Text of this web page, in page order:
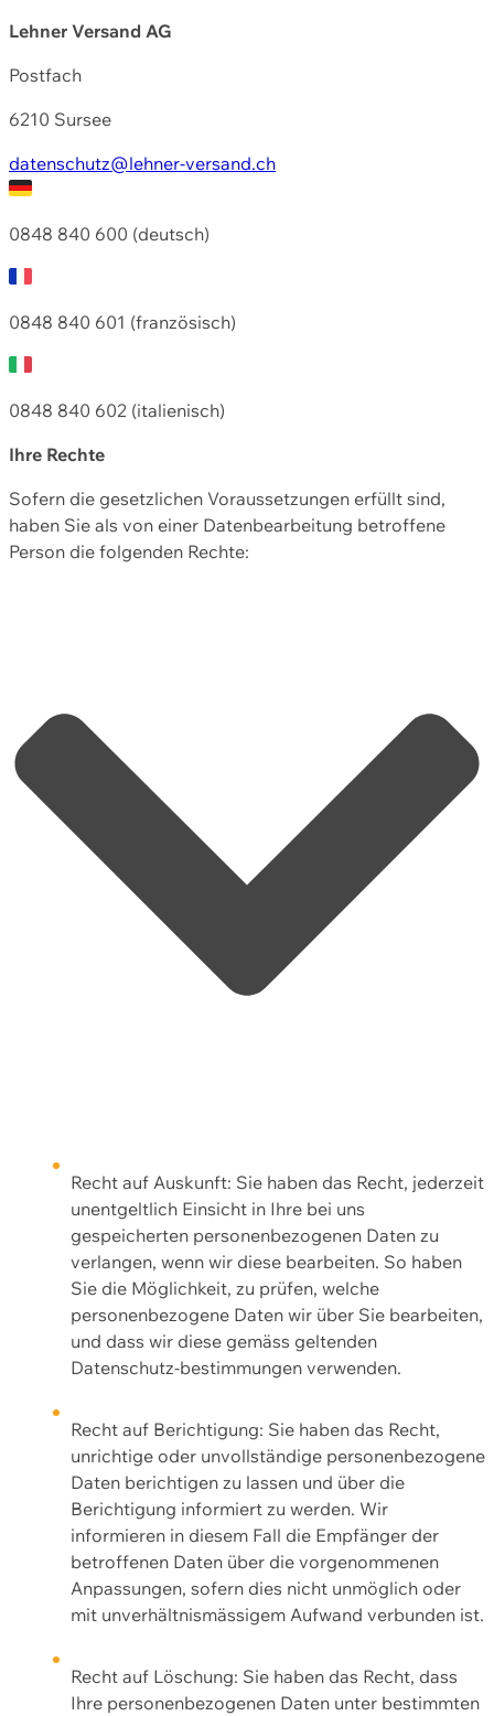
Lehner Versand AG
Postfach
6210 Sursee
datenschutz@lehner-versand.ch
0848 840 600 (deutsch)
0848 840 601 (französisch)
0848 840 602 (italienisch)
Ihre Rechte
Sofern die gesetzlichen Voraussetzungen erfüllt sind,
haben Sie als von einer Datenbearbeitung betroffene
Person die folgenden Rechte:
Recht auf Auskunft: Sie haben das Recht, jederzeit
unentgeltlich Einsicht in Ihre bei uns
gespeicherten personenbezogenen Daten zu
verlangen, wenn wir diese bearbeiten. So haben
Sie die Möglichkeit, zu prüfen, welche
personenbezogene Daten wir über Sie bearbeiten,
und dass wir diese gemäss geltenden
Datenschutz-bestimmungen verwenden.
Recht auf Berichtigung: Sie haben das Recht,
unrichtige oder unvollständige personenbezogene
Daten berichtigen zu lassen und über die
Berichtigung informiert zu werden. Wir
informieren in diesem Fall die Empfänger der
betroffenen Daten über die vorgenommenen
Anpassungen, sofern dies nicht unmöglich oder
mit unverhältnismässigem Aufwand verbunden ist.
Recht auf Löschung: Sie haben das Recht, dass
Ihre personenbezogenen Daten unter bestimmten